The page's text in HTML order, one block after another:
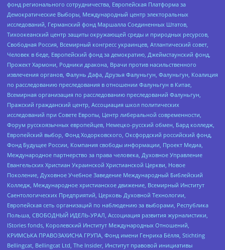
фонд регионального сотрудничества, Европейская Платформа за
Демократические Выборы, Международный центр электоральных
исследований, Германский фонд Маршалла Соединенных Штатов,
Тихоокеанский центр защиты окружающей среды и природных ресурсов,
Свободная Россия, Всемирный конгресс украинцев, Атлантический совет,
Человек в беде, Европейский фонд за демократию, Джеймстаунский фонд,
Прожект Хармони, Родники дракона, Врачи против насильственного
извлечения органов, Фалунь Дафа, Друзья Фалуньгун, Фалуньгун, Коалиция
по расследованию преследования в отношении Фалуньгун в Китае,
Всемирная организация по расследованию преследований Фалуньгун,
Пражский гражданский центр, Ассоциация школ политических
исследований при Совете Европы, Центр либеральной современности,
Форум русскоязычных европейцев, Немецко-русский обмен, Бард колледж,
Европейский выбор, Фонд Ходорковского, Оксфордский российский фонд,
Фонд Будущее России, Компания свободы информации, Проект Медиа,
Международное партнерство за права человека, Духовное Управление
Евангельских Христиан Украинской Христианской Церкви, Новое
Поколение, Духовное Учебное Заведение Международный Библейский
Колледж, Международное христианское движение, Всемирный Институт
Саентологических Предприятий, Церковь Духовной Технологии,
Европейская сеть организаций по наблюдению за выборами, Республика
Польша, СВОБОДНЫЙ ИДЕЛЬ-УРАЛ, Ассоциация развития журналистики,
IStories fonds, Королевский Институт Международных Отношений,
КРИМСЬКА ПРАВОЗАХИСНА ГРУПА, Фонд имени Генриха Бёлля, Stichting
Bellingcat, Bellingcat Ltd, The Insider, Институт правовой инициативы